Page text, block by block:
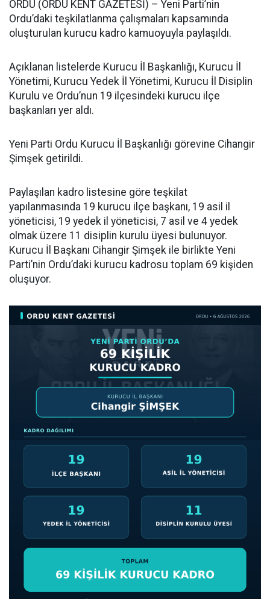
ORDU (ORDU KENT GAZETESİ) – Yeni Parti’nin
Ordu’daki teşkilatlanma çalışmaları kapsamında
oluşturulan kurucu kadro kamuoyuyla paylaşıldı.
Açıklanan listelerde Kurucu İl Başkanlığı, Kurucu İl
Yönetimi, Kurucu Yedek İl Yönetimi, Kurucu İl Disiplin
Kurulu ve Ordu’nun 19 ilçesindeki kurucu ilçe
başkanları yer aldı.
Yeni Parti Ordu Kurucu İl Başkanlığı görevine Cihangir
Şimşek getirildi.
Paylaşılan kadro listesine göre teşkilat
yapılanmasında 19 kurucu ilçe başkanı, 19 asil il
yöneticisi, 19 yedek il yöneticisi, 7 asil ve 4 yedek
olmak üzere 11 disiplin kurulu üyesi bulunuyor.
Kurucu İl Başkanı Cihangir Şimşek ile birlikte Yeni
Parti’nin Ordu’daki kurucu kadrosu toplam 69 kişiden
oluşuyor.